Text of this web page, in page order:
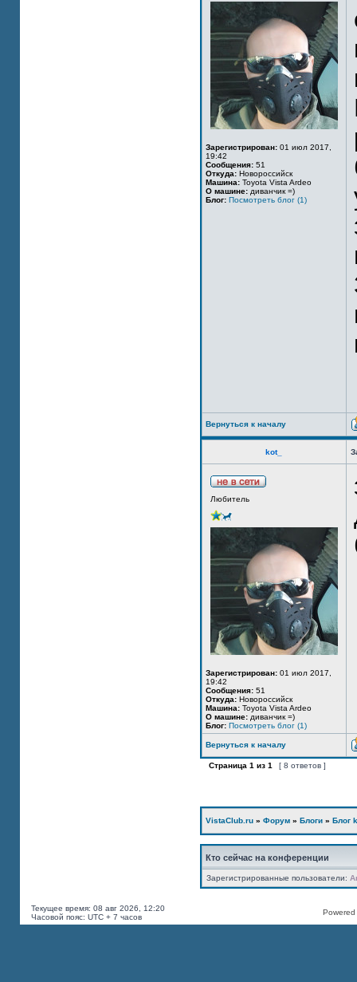
Зарегистрирован: 01 июл 2017,
19:42
Сообщения: 51
Откуда: Новороссийск
Машина: Toyota Vista Ardeo
О машине: диванчик =)
Блог: Посмотреть блог (1)
Вернуться к началу
kot_
Любитель
Зарегистрирован: 01 июл 2017,
19:42
Сообщения: 51
Откуда: Новороссийск
Машина: Toyota Vista Ardeo
О машине: диванчик =)
Блог: Посмотреть блог (1)
Вернуться к началу
Страница 1 из 1 [ 8 ответов ]
VistaClub.ru » Форум » Блоги » Блог
Кто сейчас на конференции
Зарегистрированные пользователи:
Текущее время: 08 авг 2026, 12:20
Часовой пояс: UTC + 7 часов